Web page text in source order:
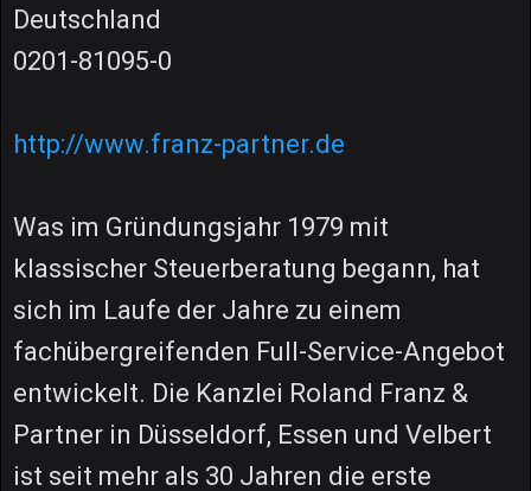
Deutschland
0201-81095-0
http://www.franz-partner.de
Was im Gründungsjahr 1979 mit
klassischer Steuerberatung begann, hat
sich im Laufe der Jahre zu einem
fachübergreifenden Full-Service-Angebot
entwickelt. Die Kanzlei Roland Franz &
Partner in Düsseldorf, Essen und Velbert
ist seit mehr als 30 Jahren die erste